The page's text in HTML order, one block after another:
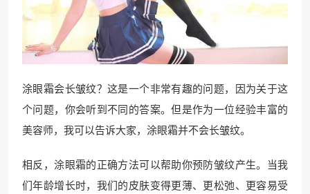
涂眼霜会长皱纹？这是一个非常有趣的问题，因为关于这
个问题，你会听到不同的答案。但是作为一位经验丰富的
美容师，我可以告诉大家，涂眼霜并不会长皱纹。
相反，涂眼霜的正确方法可以帮助你预防皱纹产生。当我
们年龄增长时，我们的皮肤变得更薄、更松弛、更容易受